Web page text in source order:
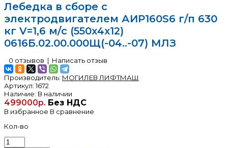
Лебедка в сборе с
электродвигателем АИР160S6 г/п 630
кг V=1,6 м/с (550х4х12)
0616Б.02.00.000Щ(-04..-07) МЛЗ
0 отзывов | Написать отзыв
Производитель: МОГИЛЕВ ЛИФТМАШ
Артикул:1672
Наличие: В наличии
499000р. Без НДС
В избранное В сравнение
Кол-во